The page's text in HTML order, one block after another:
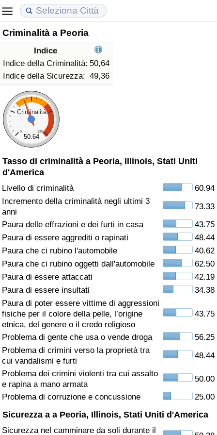
Criminalità a Peoria
Indice
Indice della Criminalità: 50,64
Indice della Sicurezza: 49,36
Criminalità
0 120
50.64
Tasso di criminalità a Peoria, Illinois, Stati Uniti
d'America
Livello di criminalità
60.94
Incremento della criminalità negli ultimi 3
anni
73.33
Paura delle effrazioni e dei furti in casa
43.75
Paura di essere aggrediti o rapinati
48.44
Paura che ci rubino l'automobile
40.62
Paura che ci rubino oggetti dall'automobile
62.50
Paura di essere attaccati
42.19
Paura di essere insultati
34.38
Paura di poter essere vittime di aggressioni
fisiche per il colore della pelle, l’origine
etnica, del genere o il credo religioso
43.75
Problema di gente che usa o vende droga
56.25
Problema di crimini verso la proprietà tra
cui vandalismi e furti
48.44
Problema dei crimini violenti tra cui assalto
e rapina a mano armata
50.00
Problema di corruzione e concussione
25.00
Sicurezza a a Peoria, Illinois, Stati Uniti d'America
Sicurezza nel camminare da soli durante il
Costo della vita
Indice Del Costo Della Vita (corrente)
Indice Del Costo Della Vita
Indice del Costo della Vita per Nazione
ad Aqaba
Prezzi degli immobili
Indice del Prezzo delle Case (Corrente)
Indice del Prezzo delle Case
Indice del Prezzo delle Case per Nazione
Qualità della Vita
Indice della Qualità della Vita
Indice della Qualità della Vita (Corrente)
Indice della qualità della vita per Paese
Criminalità
Indice del Tasso di Criminalità (Corrente)
Indice della Criminalità
Indice di criminalità per paese
Assistenza Sanitaria
Indice dell’Assistenza Sanitaria (Corrente)
Indice dell’Assistenza Sanitaria per
Nazione
Inquinamento
Indice dell’Inquinamento (Corrente)
Indice di inquinamento
Indice dell’Inquinamento per Nazione